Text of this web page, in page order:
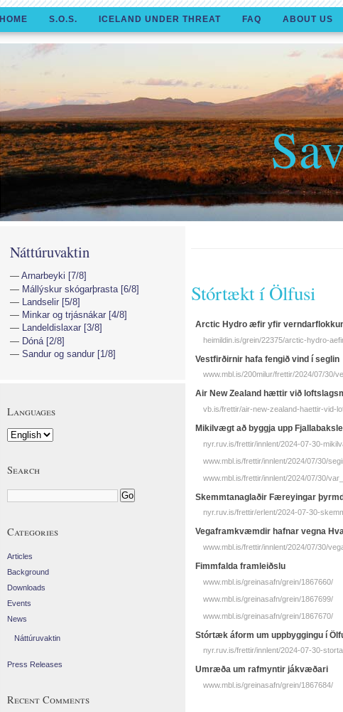
HOME S.O.S. ICELAND UNDER THREAT FAQ ABOUT US
Stórtækt í Ölfusi
Arctic Hydro æfir yfir
heimildin.is/grein/22375/arctic-hydro-
Vestfirðirnir hafa fengið vind í seglin
www.mbl.is/200milur/frettir/2024/07/30/
Air New Zealand hættir við
vb.is/frettir/air-new-zealand-haettir-vid-
Mikilvægt að byggja upp
nyr.ruv.is/frettir/innlent/2024-07-30-
www.mbl.is/frettir/innlent/2024/07/30/
www.mbl.is/frettir/innlent/2024/07/30/
Skemmtanaglaðir Færeyingar
nyr.ruv.is/frettir/erlent/2024-07-30-
Vegaframkvæmdir hafnar vegna
www.mbl.is/frettir/innlent/2024/07/30/
Fimmfalda framleiðslu
www.mbl.is/greinasafn/grein/1867660/
www.mbl.is/greinasafn/grein/1867699/
www.mbl.is/greinasafn/grein/1867670/
Stórtæk áform um uppbyggingu í
nyr.ruv.is/frettir/innlent/2024-07-30-
Umræða um rafmyntir jákvæðari
www.mbl.is/greinasafn/grein/1867684/
Náttúruvaktin
Arnarbeyki [7/8]
Mállýskur skógarþrasta [6/8]
Landselir [5/8]
Minkar og trjásnákar [4/8]
Landeldislaxar [3/8]
Dóná [2/8]
Sandur og sandur [1/8]
Languages
Search
Categories
Articles
Background
Downloads
Events
News
Náttúruvaktin
Press Releases
Recent Comments